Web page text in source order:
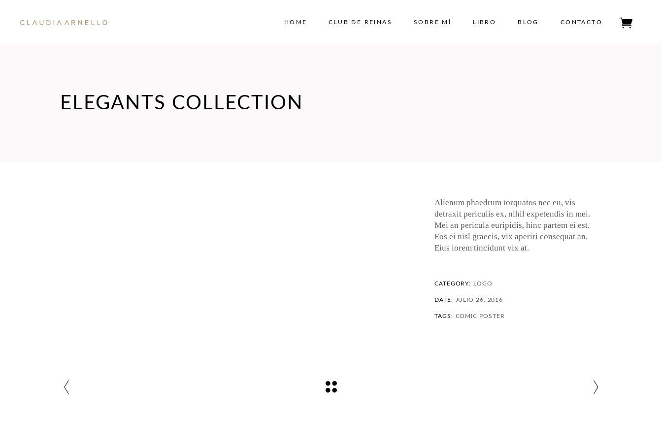
HOME CLUB DE REINAS SOBRE MÍ LIBRO BLOG CONTACTO
ELEGANTS COLLECTION
Alienum phaedrum torquatos nec eu, vis
detraxit periculis ex, nihil expetendis in mei.
Mei an pericula euripidis, hinc partem ei est.
Eos ei nisl graecis, vix aperiri consequat an.
Eius lorem tincidunt vix at.
CATEGORY: LOGO
DATE: JULIO 26, 2016
TAGS: COMIC POSTER